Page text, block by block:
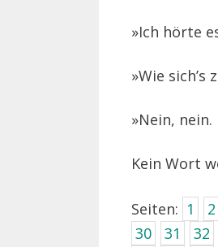
»Ich hörte
»Wie
»Nein,
Kein Wort
Seiten: 1 2
30
31 32